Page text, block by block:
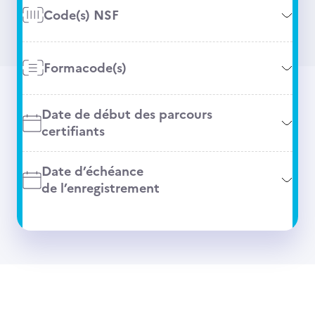
Code(s) NSF
Formacode(s)
Date de début des parcours
certifiants
Date d’échéance
de l’enregistrement